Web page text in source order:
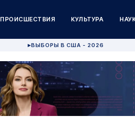
ПРОИСШЕСТВИЯ КУЛЬТУРА
▶ВЫБОРЫ В США - 2026